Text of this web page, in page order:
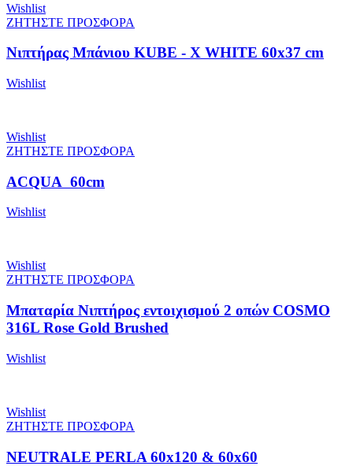
Wishlist
ΖΗΤΗΣΤΕ ΠΡΟΣΦΟΡΑ
Νιπτήρας Μπάνιου KUBE - X WHITE 60x37 cm
Wishlist
Wishlist
ΖΗΤΗΣΤΕ ΠΡΟΣΦΟΡΑ
ACQUA 60cm
Wishlist
Wishlist
ΖΗΤΗΣΤΕ ΠΡΟΣΦΟΡΑ
Μπαταρία Νιπτήρος εντοιχισμού 2 οπών COSMO
316L Rose Gold Brushed
Wishlist
Wishlist
ΖΗΤΗΣΤΕ ΠΡΟΣΦΟΡΑ
NEUTRALE PERLA 60x120 & 60x60